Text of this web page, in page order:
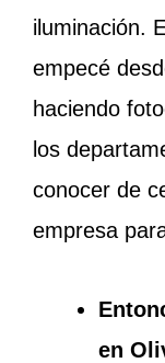
iluminación.
empecé
haciendo
los
conocer de
empresa
en